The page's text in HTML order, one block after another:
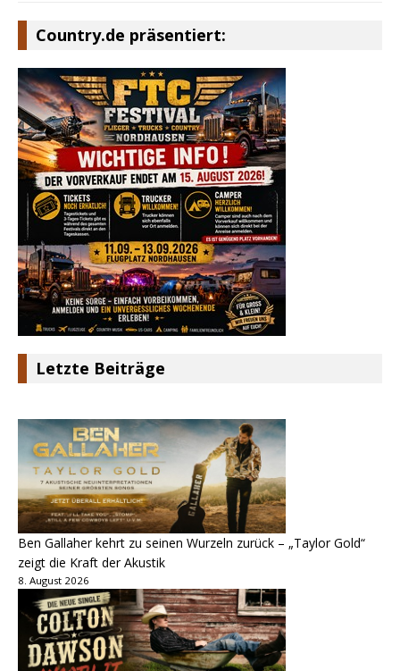
Country.de präsentiert:
Letzte Beiträge
Ben Gallaher kehrt zu seinen Wurzeln zurück – „Taylor Gold“
zeigt die Kraft der Akustik
8. August 2026